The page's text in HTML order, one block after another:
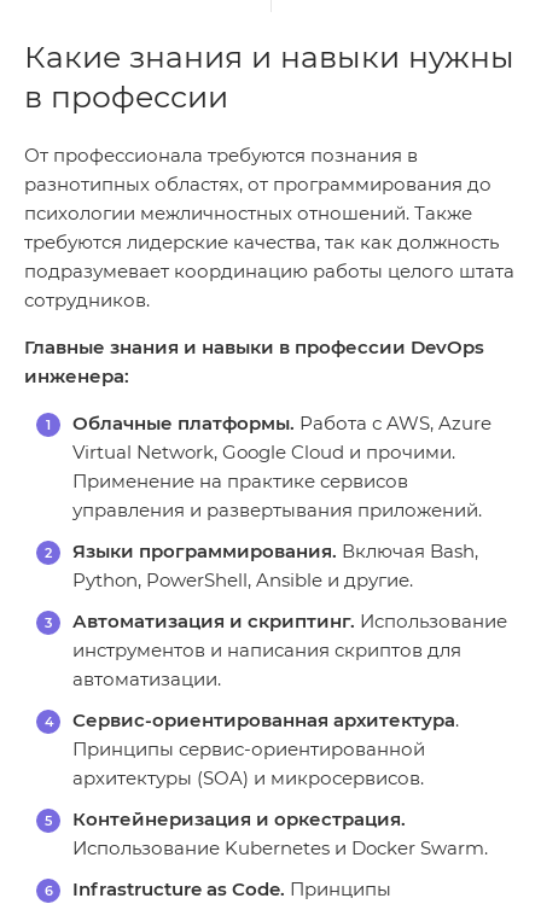
Какие знания и навыки нужны
в профессии
От профессионала требуются познания в
разнотипных областях, от программирования до
психологии межличностных отношений. Также
требуются лидерские качества, так как должность
подразумевает координацию работы целого штата
сотрудников.
Главные знания и навыки в профессии DevOps
инженера:
Облачные платформы. Работа с AWS, Azure
Virtual Network, Google Cloud и прочими.
Применение на практике сервисов
управления и развертывания приложений.
Языки программирования. Включая Bash,
Python, PowerShell, Ansible и другие.
Автоматизация и скриптинг. Использование
инструментов и написания скриптов для
автоматизации.
Сервис-ориентированная архитектура.
Принципы сервис-ориентированной
архитектуры (SOA) и микросервисов.
Контейнеризация и оркестрация.
Использование Kubernetes и Docker Swarm.
Infrastructure as Code. Принципы